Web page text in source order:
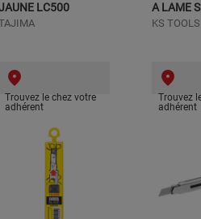
LC500
Trouvez le chez votre
adhérent
A LAME
KS TOOLS
Trouvez
adhérent